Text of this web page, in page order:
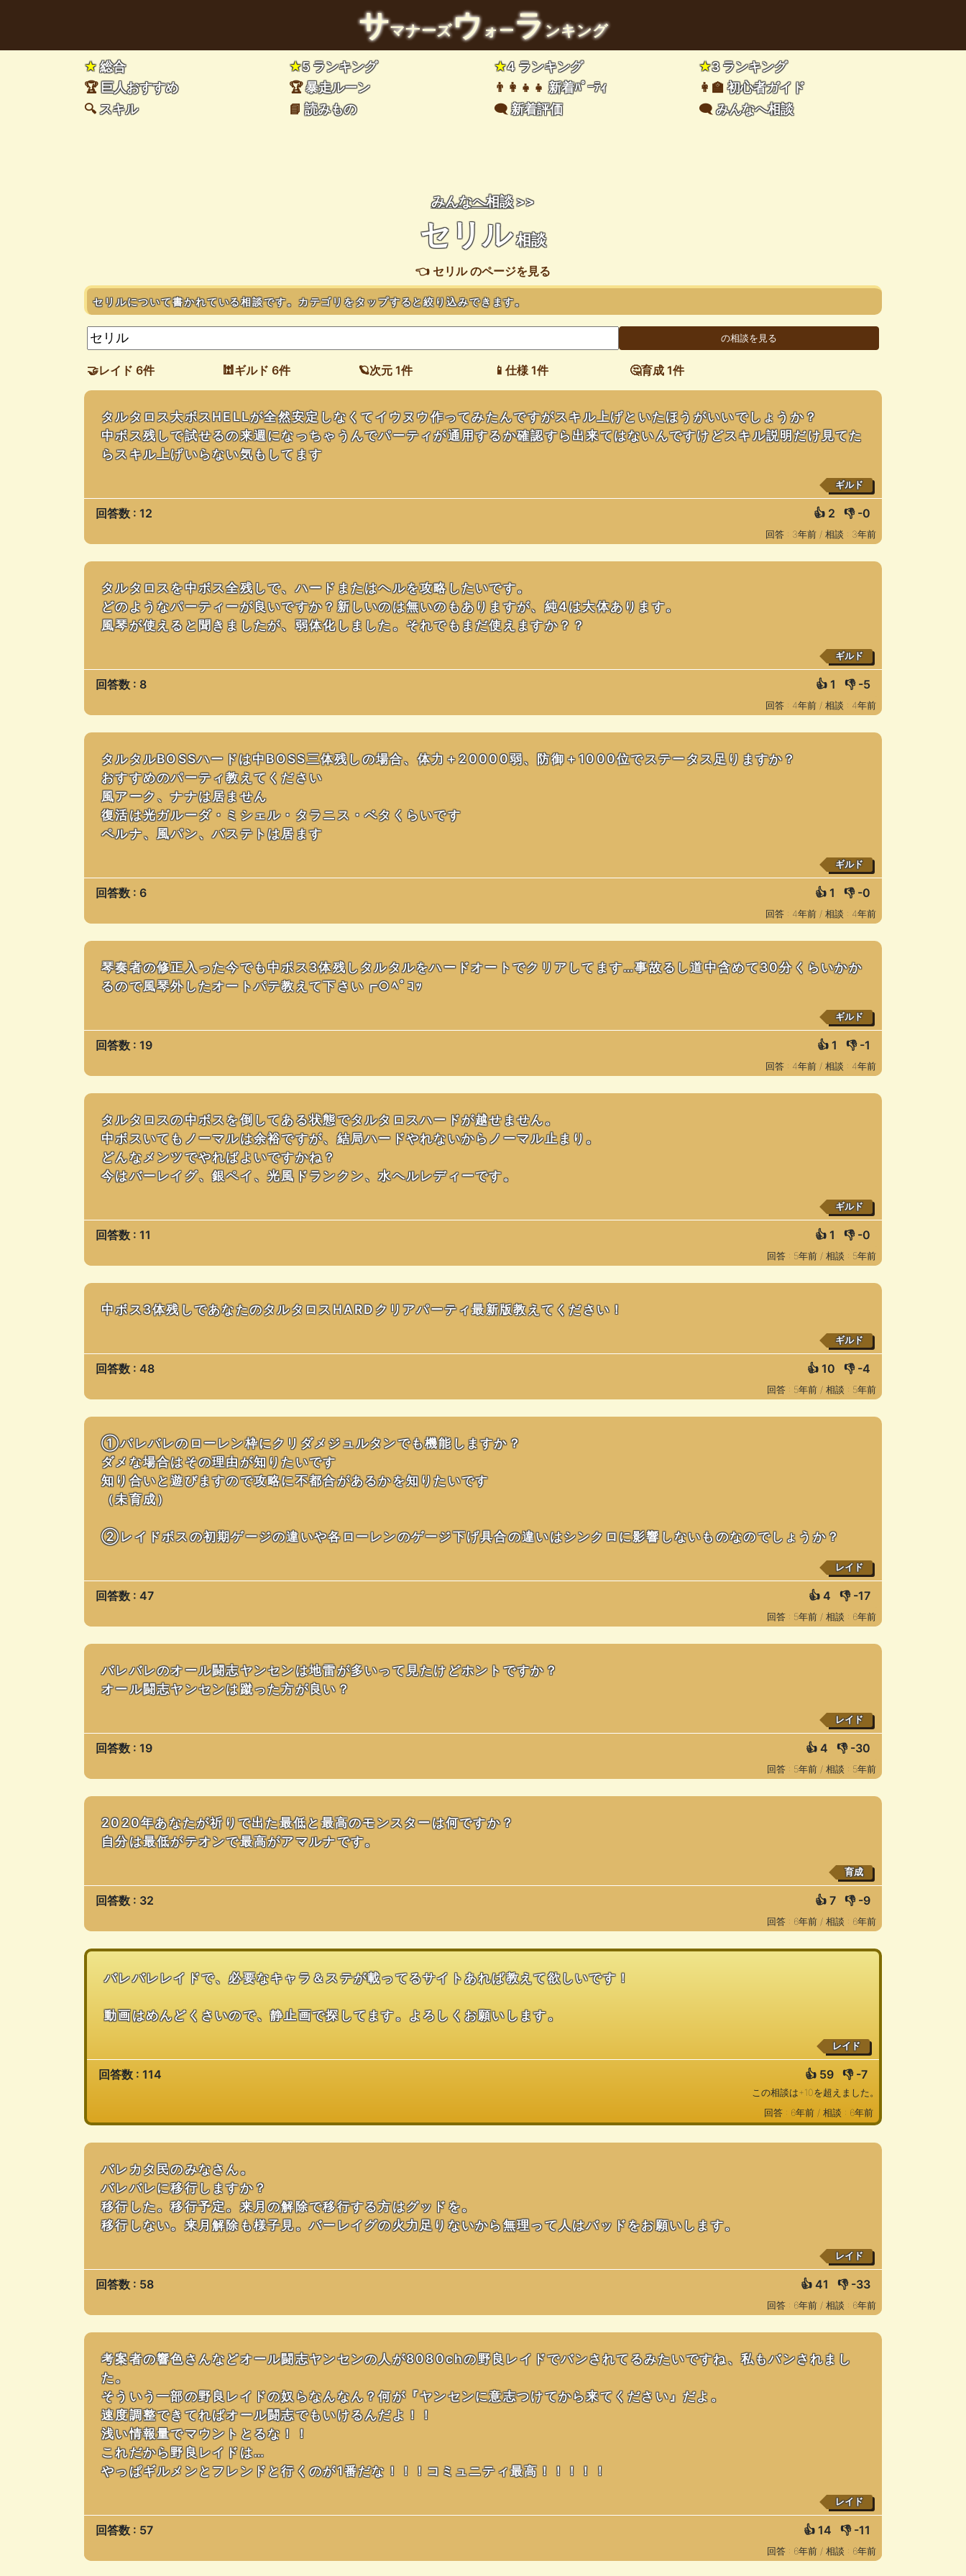
サマナーズウォーランキング
★総合 ★5 ランキング ★4 ランキング ★3 ランキング
🏆 巨人おすすめ 🏆暴走ルーン 👨‍👩‍👧‍👧新着ﾊﾟｰﾃｨ 👩‍🏫初心者ガイド
🔍スキル 📘読みもの 🗨️新着評価 🗨️みんなへ相談
みんなへ相談>>
セリル相談
👈 セリル のページを見る
セリルについて書かれている相談です。カテゴリをタップすると絞り込みできます。
🤝レイド 6件 🕍ギルド 6件 🪐次元 1件 📱仕様 1件 🤔育成 1件
タルタロス大ボスHELLが全然安定しなくてイウヌウ作ってみたんですがスキル上げといたほうがいいでしょうか？
中ボス残しで試せるの来週になっちゃうんでパーティが通用するか確認すら出来てはないんですけどスキル説明だけ見てた
らスキル上げいらない気もしてます
ギルド
回答数 : 12 👍 2 👎 -0
回答 : 3年前 / 相談 : 3年前
タルタロスを中ボス全残しで、ハードまたはヘルを攻略したいです。
どのようなパーティーが良いですか？新しいのは無いのもありますが、純4は大体あります。
風琴が使えると聞きましたが、弱体化しました。それでもまだ使えますか？？
ギルド
回答数 : 8 👍 1 👎 -5
回答 : 4年前 / 相談 : 4年前
タルタルBOSSハードは中BOSS三体残しの場合、体力＋20000弱、防御＋1000位でステータス足りますか？
おすすめのパーティ教えてください
風アーク、ナナは居ません
復活は光ガルーダ・ミシェル・タラニス・ベタくらいです
ペルナ、風パン、バステトは居ます
ギルド
回答数 : 6 👍 1 👎 -0
回答 : 4年前 / 相談 : 4年前
琴奏者の修正入った今でも中ボス3体残しタルタルをハードオートでクリアしてます…事故るし道中含めて30分くらいかか
るので風琴外したオートパテ教えて下さい┏○ﾍﾟｺｯ
ギルド
回答数 : 19 👍 1 👎 -1
回答 : 4年前 / 相談 : 4年前
タルタロスの中ボスを倒してある状態でタルタロスハードが越せません。
中ボスいてもノーマルは余裕ですが、結局ハードやれないからノーマル止まり。
どんなメンツでやればよいですかね？
今はバーレイグ、銀ペイ、光風ドランクン、水ヘルレディーです。
ギルド
回答数 : 11 👍 1 👎 -0
回答 : 5年前 / 相談 : 5年前
中ボス3体残しであなたのタルタロスHARDクリアパーティ最新版教えてください！
ギルド
回答数 : 48 👍 10 👎 -4
回答 : 5年前 / 相談 : 5年前
①バレバレのローレン枠にクリダメジュルタンでも機能しますか？
ダメな場合はその理由が知りたいです
知り合いと遊びますので攻略に不都合があるかを知りたいです
（未育成）
②レイドボスの初期ゲージの違いや各ローレンのゲージ下げ具合の違いはシンクロに影響しないものなのでしょうか？
レイド
回答数 : 47 👍 4 👎 -17
回答 : 5年前 / 相談 : 6年前
バレバレのオール闘志ヤンセンは地雷が多いって見たけどホントですか？
オール闘志ヤンセンは蹴った方が良い？
レイド
回答数 : 19 👍 4 👎 -30
回答 : 5年前 / 相談 : 5年前
2020年あなたが祈りで出た最低と最高のモンスターは何ですか？
自分は最低がテオンで最高がアマルナです。
育成
回答数 : 32 👍 7 👎 -9
回答 : 6年前 / 相談 : 6年前
バレバレレイドで、必要なキャラ＆ステが載ってるサイトあれば教えて欲しいです！
動画はめんどくさいので、静止画で探してます。よろしくお願いします。
レイド
回答数 : 114 👍 59 👎 -7
この相談は+10を超えました。
回答 : 6年前 / 相談 : 6年前
バレカタ民のみなさん。
バレバレに移行しますか？
移行した。移行予定。来月の解除で移行する方はグッドを。
移行しない。来月解除も様子見。バーレイグの火力足りないから無理って人はバッドをお願いします。
レイド
回答数 : 58 👍 41 👎 -33
回答 : 6年前 / 相談 : 6年前
考案者の響色さんなどオール闘志ヤンセンの人が8080chの野良レイドでバンされてるみたいですね、私もバンされまし
た。
そういう一部の野良レイドの奴らなんなん？何が『ヤンセンに意志つけてから来てください』だよ。
速度調整できてればオール闘志でもいけるんだよ！！
浅い情報量でマウントとるな！！
これだから野良レイドは…
やっぱギルメンとフレンドと行くのが1番だな！！！コミュニティ最高！！！！！
レイド
回答数 : 57 👍 14 👎 -11
回答 : 6年前 / 相談 : 6年前